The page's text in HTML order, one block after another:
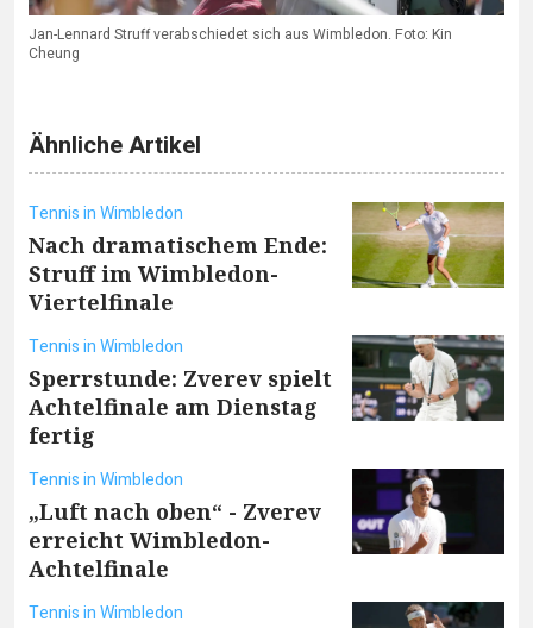
Jan-Lennard Struff verabschiedet sich aus Wimbledon. Foto: Kin
Cheung
Ähnliche Artikel
Tennis in Wimbledon
Nach dramatischem Ende:
Struff im Wimbledon-
Viertelfinale
Tennis in Wimbledon
Sperrstunde: Zverev spielt
Achtelfinale am Dienstag
fertig
Tennis in Wimbledon
„Luft nach oben“ - Zverev
erreicht Wimbledon-
Achtelfinale
Tennis in Wimbledon